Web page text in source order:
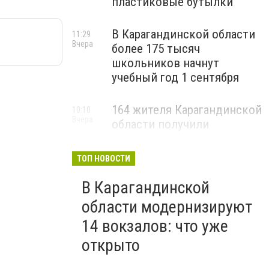
В Карагандинской области
более 175 тысяч
школьников начнут
учебный год 1 сентября
11:29
Вчера
164 жителя Карагандинской
области получили
бизнес
10:10
ТОП НОВОСТИ
В Карагандинской
области модернизируют
14 вокзалов: что уже
открыто